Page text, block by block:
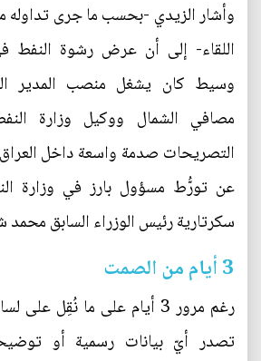
وأشار الزيدي -بحسب ما جرى
اللقاء- إلى أن عرض رشوة النفط
وسيط كان يشغل منصب المدير
مصافي الشمال ووكيل وزارة
التصريحات صدمة واسعة داخل
عن تورُّط مسؤول بارز في وزارة
سكرتارية رئيس الوزراء السابق محمد
3 أيام من الصمت
رغم مرور 3 أيام على ما نُقِل
تصدر أيّ بيانات رسمية أو